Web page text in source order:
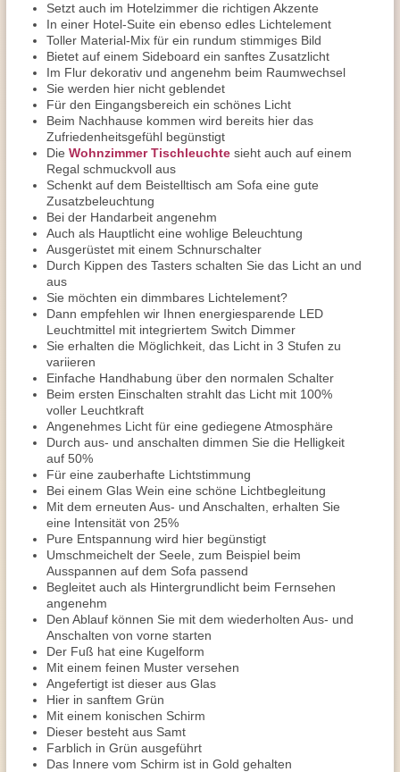
Setzt auch im Hotelzimmer die richtigen Akzente
In einer Hotel-Suite ein ebenso edles Lichtelement
Toller Material-Mix für ein rundum stimmiges Bild
Bietet auf einem Sideboard ein sanftes Zusatzlicht
Im Flur dekorativ und angenehm beim Raumwechsel
Sie werden hier nicht geblendet
Für den Eingangsbereich ein schönes Licht
Beim Nachhause kommen wird bereits hier das
Zufriedenheitsgefühl begünstigt
Die Wohnzimmer Tischleuchte sieht auch auf einem
Regal schmuckvoll aus
Schenkt auf dem Beistelltisch am Sofa eine gute
Zusatzbeleuchtung
Bei der Handarbeit angenehm
Auch als Hauptlicht eine wohlige Beleuchtung
Ausgerüstet mit einem Schnurschalter
Durch Kippen des Tasters schalten Sie das Licht an und
aus
Sie möchten ein dimmbares Lichtelement?
Dann empfehlen wir Ihnen energiesparende LED
Leuchtmittel mit integriertem Switch Dimmer
Sie erhalten die Möglichkeit, das Licht in 3 Stufen zu
variieren
Einfache Handhabung über den normalen Schalter
Beim ersten Einschalten strahlt das Licht mit 100%
voller Leuchtkraft
Angenehmes Licht für eine gediegene Atmosphäre
Durch aus- und anschalten dimmen Sie die Helligkeit
auf 50%
Für eine zauberhafte Lichtstimmung
Bei einem Glas Wein eine schöne Lichtbegleitung
Mit dem erneuten Aus- und Anschalten, erhalten Sie
eine Intensität von 25%
Pure Entspannung wird hier begünstigt
Umschmeichelt der Seele, zum Beispiel beim
Ausspannen auf dem Sofa passend
Begleitet auch als Hintergrundlicht beim Fernsehen
angenehm
Den Ablauf können Sie mit dem wiederholten Aus- und
Anschalten von vorne starten
Der Fuß hat eine Kugelform
Mit einem feinen Muster versehen
Angefertigt ist dieser aus Glas
Hier in sanftem Grün
Mit einem konischen Schirm
Dieser besteht aus Samt
Farblich in Grün ausgeführt
Das Innere vom Schirm ist in Gold gehalten